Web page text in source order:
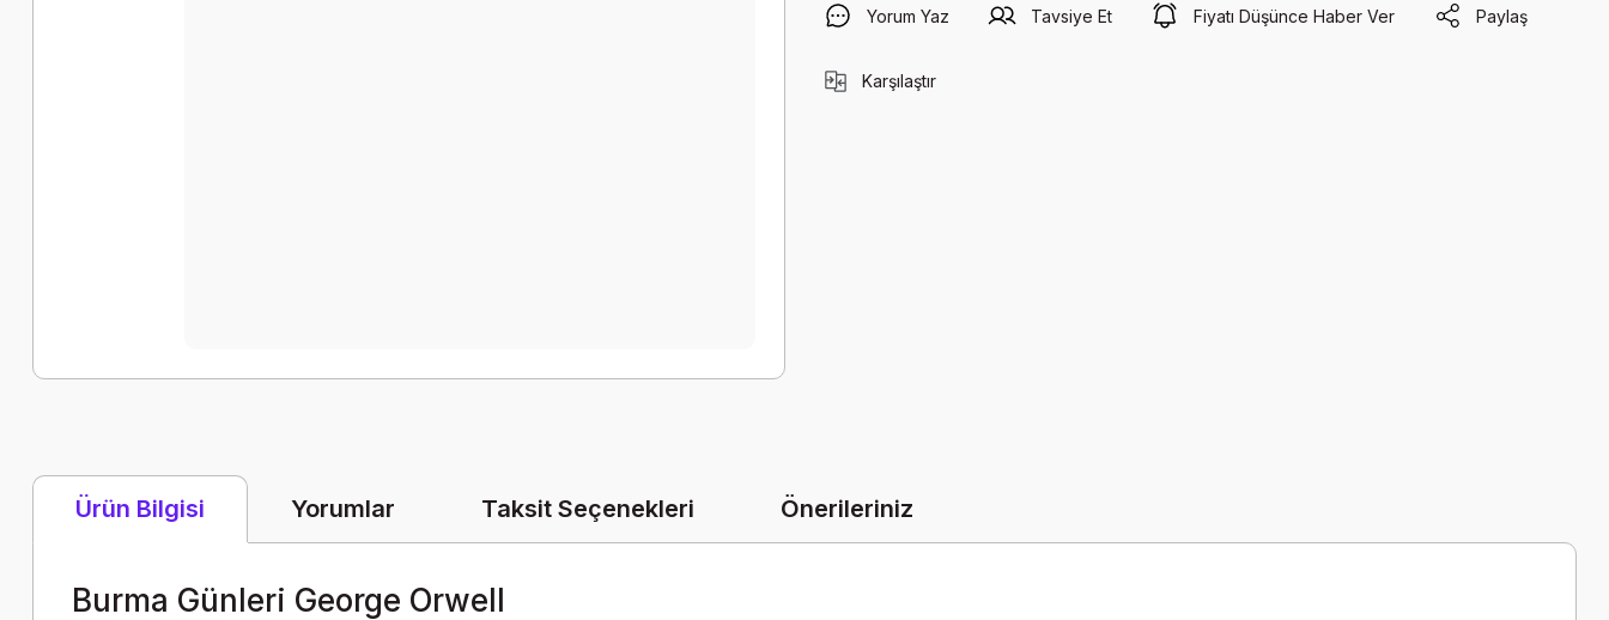
Yorum Yaz Tavsiye Et Fiyatı Düşünce Haber Ver Paylaş
Karşılaştır
Ürün Bilgisi Yorumlar Taksit Seçenekleri Önerileriniz
Burma Günleri George Orwell